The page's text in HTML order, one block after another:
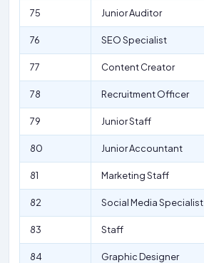
75 Junior Auditor
76 SEO Specialist
77 Content Creator
78 Recruitment Officer
79 Junior Staff
80 Junior Accountant
81 Marketing Staff
82 Social Media Specialist
83 Staff
84 Graphic Designer